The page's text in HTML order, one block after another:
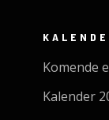
Komende
Kalender